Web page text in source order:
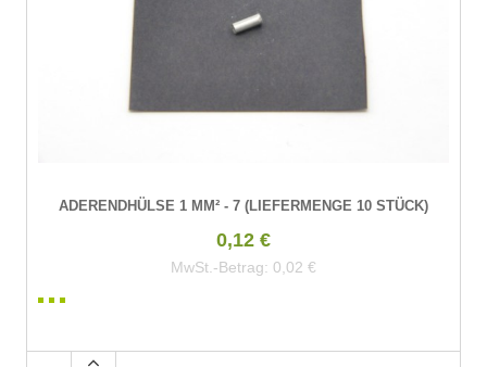
ADERENDHÜLSE 1 MM² - 7 (LIEFERMENGE 10 STÜCK)
0,12 €
MwSt.-Betrag: 0,02 €